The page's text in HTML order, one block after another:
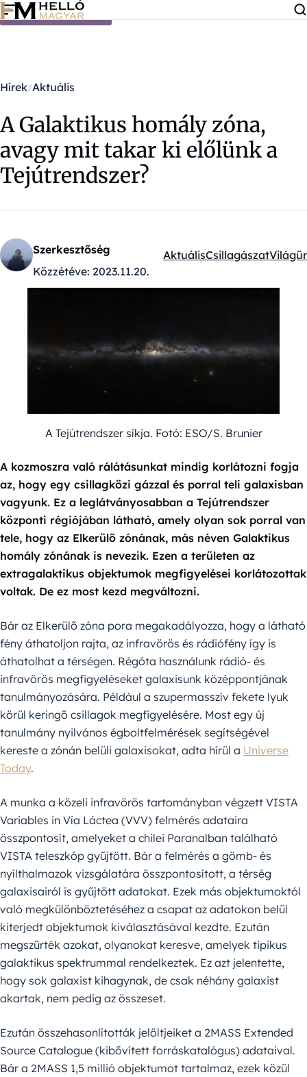
Ugrás a tartalomra
Hírek Aktuális
A Galaktikus homály zóna,
avagy mit takar ki előlünk a
Tejútrendszer?
Szerkesztőség
Közzétéve: 2023.11.20.
Kategóriák:
AktuálisCsillagászatVilágűr
A Tejútrendszer síkja. Fotó: ESO/S. Brunier
A kozmoszra való rálátásunkat mindig korlátozni fogja
az, hogy egy csillagközi gázzal és porral teli galaxisban
vagyunk. Ez a leglátványosabban a Tejútrendszer
központi régiójában látható, amely olyan sok porral van
tele, hogy az Elkerülő zónának, más néven Galaktikus
homály zónának is nevezik. Ezen a területen az
extragalaktikus objektumok megfigyelései korlátozottak
voltak. De ez most kezd megváltozni.
Bár az Elkerülő zóna pora megakadályozza, hogy a látható
fény áthatoljon rajta, az infravörös és rádiófény így is
áthatolhat a térségen. Régóta használunk rádió- és
infravörös megfigyeléseket galaxisunk középpontjának
tanulmányozására. Például a szupermasszív fekete lyuk
körül keringő csillagok megfigyelésére. Most egy új
tanulmány nyilvános égboltfelmérések segítségével
kereste a zónán belüli galaxisokat, adta hírül a Universe
Today.
A munka a közeli infravörös tartományban végzett VISTA
Variables in Vía Láctea (VVV) felmérés adataira
összpontosít, amelyeket a chilei Paranalban található
VISTA teleszkóp gyűjtött. Bár a felmérés a gömb- és
nyílthalmazok vizsgálatára összpontosított, a térség
galaxisairól is gyűjtött adatokat. Ezek más objektumoktól
való megkülönböztetéséhez a csapat az adatokon belül
kiterjedt objektumok kiválasztásával kezdte. Ezután
megszűrték azokat, olyanokat keresve, amelyek tipikus
galaktikus spektrummal rendelkeztek. Ez azt jelentette,
hogy sok galaxist kihagynak, de csak néhány galaxist
akartak, nem pedig az összeset.
Ezután összehasonlították jelöltjeiket a 2MASS Extended
Source Catalogue (kibővített forráskatalógus) adataival.
Bár a 2MASS 1,5 millió objektumot tartalmaz, ezek közül